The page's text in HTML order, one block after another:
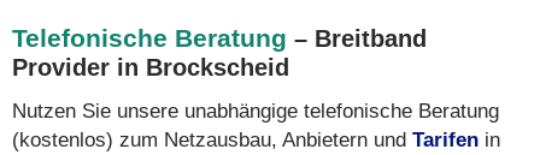
Telefonische Beratung – Breitband
Provider in Brockscheid
Nutzen Sie unsere unabhängige telefonische Beratung
(kostenlos) zum Netzausbau, Anbietern und Tarifen in